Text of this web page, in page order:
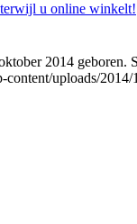
u online winkelt!
2014 geboren.
uploads/